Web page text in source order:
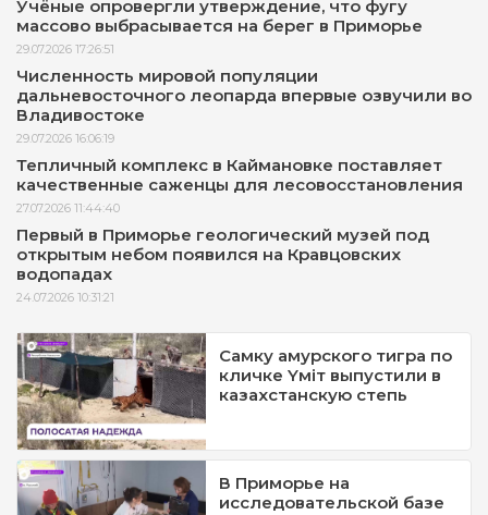
Учёные опровергли утверждение, что фугу
массово выбрасывается на берег в Приморье
29.07.2026 17:26:51
Численность мировой популяции
дальневосточного леопарда впервые озвучили во
Владивостоке
29.07.2026 16:06:19
Тепличный комплекс в Каймановке поставляет
качественные саженцы для лесовосстановления
27.07.2026 11:44:40
Первый в Приморье геологический музей под
открытым небом появился на Кравцовских
водопадах
24.07.2026 10:31:21
Самку амурского тигра по
кличке Yмiт выпустили в
казахстанскую степь
В Приморье на
исследовательской базе